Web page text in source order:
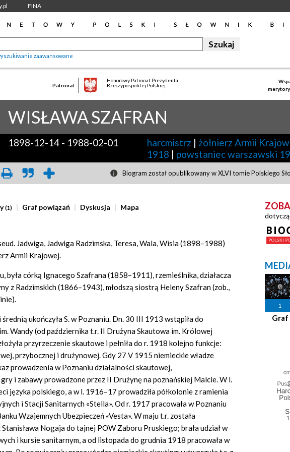
FINA
zaawansowane
Patronat
Honorowy Patronat Prezydenta
Rzeczypospolitej Polskiej
WISŁAWASZAFRAN
1898-12-14 - 1988-02-01 harcmistrz | żołnierz Armii
1918 | powstaniec warszawski
Biogram został opublikowany w XLVI tomie Polskiego
(1) Graf powiązań Dyskusja Mapa
Jadwiga, Jadwiga Radzimska, Teresa, Wala, Wisia (1898–1988)
Armii Krajowej.
była córką Ignacego Szafrana (1858–1911), rzemieślnika, działacza
z Radzimskich (1866–1943), młodszą siostrą Heleny Szafran (zob.,
średnią ukończyła S. w Poznaniu. Dn. 30 III 1913 wstąpiła do
Wandy (od października t.r. II Drużyna Skautowa im. Królowej
przyrzeczenie skautowe i pełniła do r. 1918 kolejno funkcje:
przybocznej i drużynowej. Gdy 27 V 1915 niemieckie władze
prowadzenia w Poznaniu działalności skautowej,
i zabawy prowadzone przez II Drużynę na poznańskiej Malcie. W l.
języka polskiego, a w l. 1916–17 prowadziła półkolonie z ramienia
i Stacji Sanitarnych «Stella». Od r. 1917 pracowała w Poznaniu
Wzajemnych Ubezpieczeń «Vesta». W maju t.r. została
Nogaja do tajnej POW Zaboru Pruskiego; brała udział w
i kursie sanitarnym, a od listopada do grudnia 1918 pracowała w
1
Graf